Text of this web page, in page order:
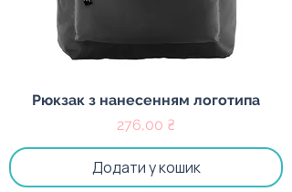
Рюкзак з нанесенням логотипа
Ціна
276,00 ₴
Додати у кошик